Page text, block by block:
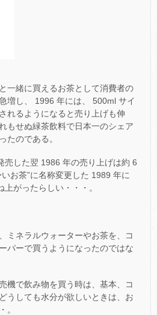
一緒に買えるお茶として消費者の
増し、 1996 年には、 500ml サイ
れるようになると売り上げも伸
もせぬ緑茶飲料で日本一のシェア
たのである。
売した翌 1986 年の売り上げは約 6
お茶”に名称変更した 1989 年に
がったらしい・・・。
ミネラルウォーターやお茶を、コ
パーで買うようになったのではな
機で飲み物を買う時は、基本、コ
うしても水分が欲しいときは、お
。